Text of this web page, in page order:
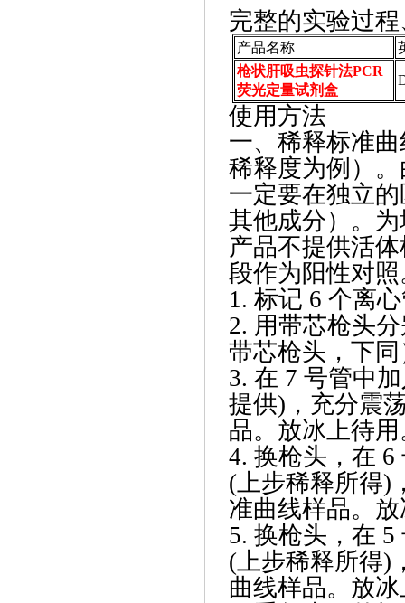
完整的实验过
产品名称
枪状肝吸虫探针法PCR
荧光定量试剂盒
使用方法
一、稀释标准
稀释度为例）
一定要在独立
其他成分）。
产品不提供活
段作为阳性对照
1. 标记 6 个离
2. 用带芯枪头
带芯枪头，下
3. 在 7 号管中
提供)，充分震
品。放冰上待用
4. 换枪头，在 6
(上步稀释所得)
准曲线样品。
5. 换枪头，在 5
(上步稀释所得)
曲线样品。放